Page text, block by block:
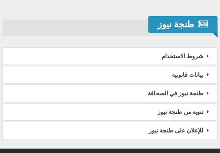
طنجة نيوز
شروط الاستخدام
بيانات قانونية
طنجة نيوز في الصحافة
تنويه من طنجة نيوز
للإعلان على طنجة نيوز